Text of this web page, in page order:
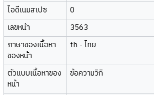
ไอดีเนมสเปซ
0
เลขหน้า
3563
ภาษาของเนื้อหา
ของหน้า
th - ไทย
ตัวแบบเนื้อหาของ
หน้า
ข้อความวิกิ